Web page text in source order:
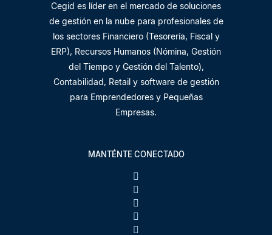
Cegid es líder en el mercado de soluciones
de gestión en la nube para profesionales de
los sectores Financiero (Tesorería, Fiscal y
ERP), Recursos Humanos (Nómina, Gestión
del Tiempo y Gestión del Talento),
Contabilidad, Retail y software de gestión
para Emprendedores y Pequeñas
Empresas.
MANTÉNTE CONECTADO